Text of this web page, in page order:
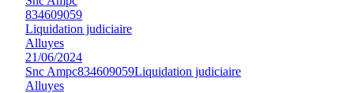
834609059
Liquidation judiciaire
Alluyes
21/06/2024
Snc Ampc834609059Liquidation judiciaire
Alluyes